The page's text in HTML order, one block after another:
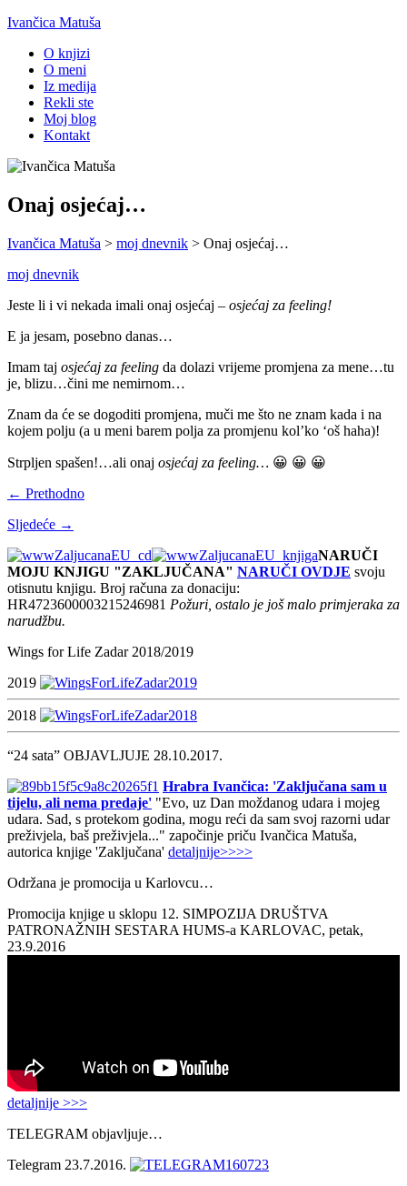
Ivančica Matuša
O knjizi
O meni
Iz medija
Rekli ste
Moj blog
Kontakt
Onaj osjećaj…
Ivančica Matuša > moj dnevnik > Onaj osjećaj…
moj dnevnik
Jeste li i vi nekada imali onaj osjećaj – osjećaj za feeling!
E ja jesam, posebno danas…
Imam taj osjećaj za feeling da dolazi vrijeme promjena za mene…tu
je, blizu…čini me nemirnom…
Znam da će se dogoditi promjena, muči me što ne znam kada i na
kojem polju (a u meni barem polja za promjenu kol’ko ‘oš haha)!
Strpljen spašen!…ali onaj osjećaj za feeling… 😀 😀 😀
← Prethodno
Sljedeće →
NARUČI
MOJU KNJIGU "ZAKLJUČANA" NARUČI OVDJE svoju
otisnutu knjigu. Broj računa za donaciju:
HR4723600003215246981 Požuri, ostalo je još malo primjeraka za
narudžbu.
Wings for Life Zadar 2018/2019
2019
2018
“24 sata” OBJAVLJUJE 28.10.2017.
Hrabra Ivančica: 'Zaključana sam u
tijelu, ali nema predaje' "Evo, uz Dan moždanog udara i mojeg
udara. Sad, s protekom godina, mogu reći da sam svoj razorni udar
preživjela, baš preživjela..." započinje priču Ivančica Matuša,
autorica knjige 'Zaključana' detaljnije>>>>
Održana je promocija u Karlovcu…
Promocija knjige u sklopu 12. SIMPOZIJA DRUŠTVA
PATRONAŽNIH SESTARA HUMS-a KARLOVAC, petak,
23.9.2016
detaljnije >>>
TELEGRAM objavljuje…
Telegram 23.7.2016.